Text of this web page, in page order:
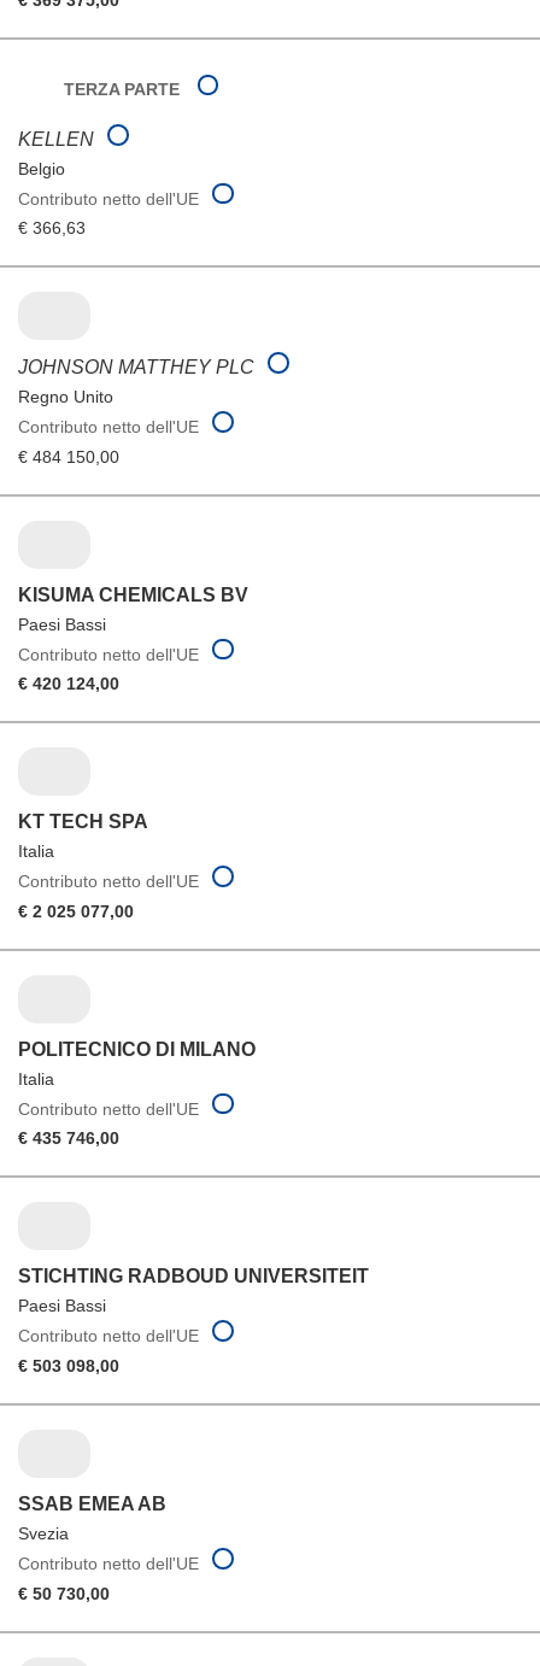
TERZA PARTE
KELLEN
Belgio
Contributo netto dell'UE
€ 366,63
JOHNSON MATTHEY PLC
Regno Unito
Contributo netto dell'UE
€ 484 150,00
KISUMA CHEMICALS BV
Paesi Bassi
Contributo netto dell'UE
€ 420 124,00
KT TECH SPA
Italia
Contributo netto dell'UE
€ 2 025 077,00
POLITECNICO DI MILANO
Italia
Contributo netto dell'UE
€ 435 746,00
STICHTING RADBOUD UNIVERSITEIT
Paesi Bassi
Contributo netto dell'UE
€ 503 098,00
SSAB EMEA AB
Svezia
Contributo netto dell'UE
€ 50 730,00